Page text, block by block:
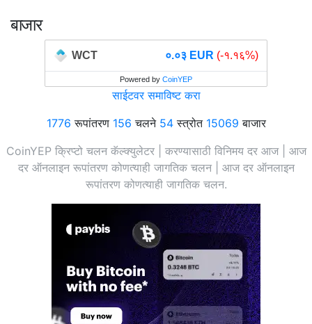
बाजार
WCT ०.०३ EUR (-१.१६%)
Powered by CoinYEP
साईटवर समाविष्ट करा
1776 रूपांतरण 156 चलने 54स्त्रोत 15069 बाजार
CoinYEP क्रिप्टो चलन कॅल्क्युलेटर | करण्यासाठी विनिमय दर आज | आज
दर ऑनलाइन रूपांतरण कोणत्याही जागतिक चलन | आज दर ऑनलाइन
रूपांतरण कोणत्याही जागतिक चलन.